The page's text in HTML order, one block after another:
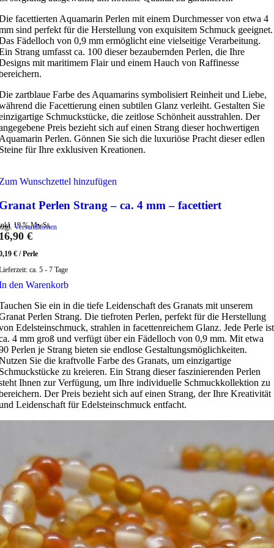
facettierten Aquamarin Perlen mit einem Durchmesser von etwa 4
sind perfekt für die Herstellung von exquisitem Schmuck geeignet.
Fädelloch von 0,9 mm ermöglicht eine vielseitige Verarbeitung.
Strang umfasst ca. 100 dieser bezaubernden Perlen, die Ihre
mit maritimem Flair und einem Hauch von Raffinesse
zartblaue Farbe des Aquamarins symbolisiert Reinheit und Liebe,
die Facettierung einen subtilen Glanz verleiht. Gestalten Sie
Schmuckstücke, die zeitlose Schönheit ausstrahlen. Der
Preis bezieht sich auf einen Strang dieser hochwertigen
Perlen. Gönnen Sie sich die luxuriöse Pracht dieser edlen
für Ihre exklusiven Kreationen.
Wunschzettel hinzufügen
Perlen Strang – ca. 4 mm – facettiert
19 % MwSt.
Versandkosten
€
€ /Perle
ca. 5 - 7 Tage
den Warenkorb
Sie ein in die tiefe Leidenschaft des Granats mit unserem
Perlen Strang. Die tiefroten Perlen, perfekt für die Herstellung
Edelsteinschmuck, strahlen in facettenreichem Glanz. Jede Perle ist
4 mm groß und verfügt über ein Fädelloch von 0,9 mm. Mit etwa
Perlen je Strang bieten sie endlose Gestaltungsmöglichkeiten.
Sie die kraftvolle Farbe des Granats, um einzigartige
zu kreieren. Ein Strang dieser faszinierenden Perlen
Ihnen zur Verfügung, um Ihre individuelle Schmuckkollektion zu
Der Preis bezieht sich auf einen Strang, der Ihre Kreativität
Leidenschaft für Edelsteinschmuck entfacht.